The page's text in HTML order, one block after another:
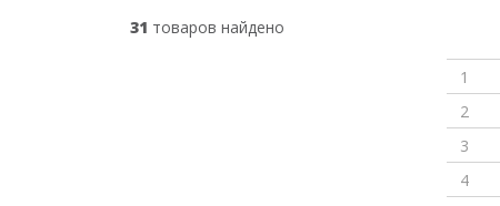
31 товаров найдено
1
2
3
4